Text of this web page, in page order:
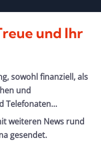
und Ihr
sowohl finanziell, als
und
Telefonaten…
weiteren News rund
gesendet.